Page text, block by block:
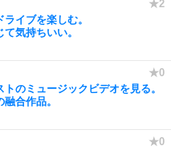
イブを楽しむ。
気持ちいい。
のミュージックビデオを見る。
合作品。